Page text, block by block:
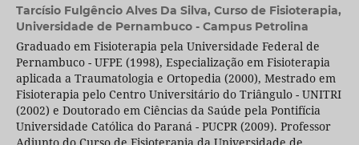
Tarcísio Fulgêncio Alves Da Silva, Curso de Fisioterapia,
Universidade de Pernambuco - Campus Petrolina
Graduado em Fisioterapia pela Universidade Federal de
Pernambuco - UFPE (1998), Especialização em Fisioterapia
aplicada a Traumatologia e Ortopedia (2000), Mestrado em
Fisioterapia pelo Centro Universitário do Triângulo - UNITRI
(2002) e Doutorado em Ciências da Saúde pela Pontifícia
Universidade Católica do Paraná - PUCPR (2009). Professor
Adjunto do Curso de Fisioterapia da Universidade de